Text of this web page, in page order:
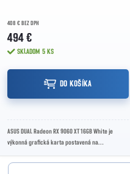
408 € BEZ DPH
494 €
SKLADOM 5 KS
DO KOŠÍKA
ASUS DUAL Radeon RX 9060 XT 16GB White je
výkonná grafická karta postavená na
pamäte, účinné...